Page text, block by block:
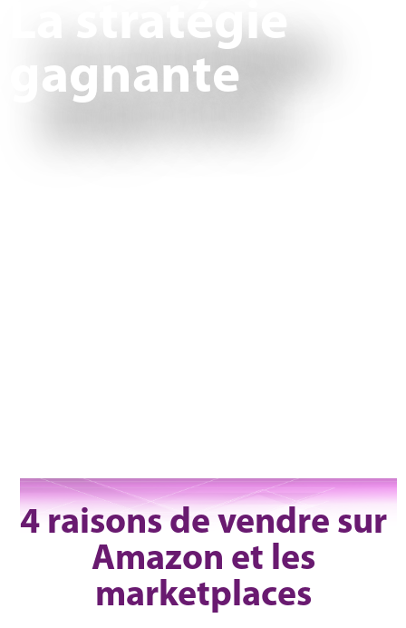
La stratégie
gagnante
4 raisons de vendre sur
Amazon et les
marketplaces